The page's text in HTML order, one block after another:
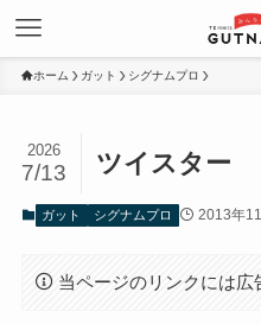
ホーム ガット シグナムプロ
ツイスター
2026
7/13
ガット シグナムプロ 2013年
当ページのリンクには広